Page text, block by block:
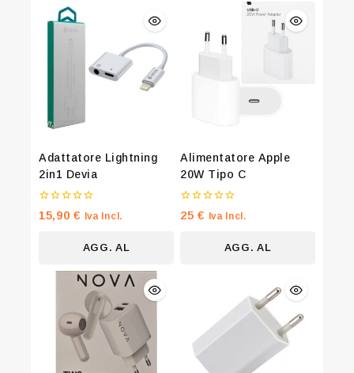
Adattatore Lightning
2in1 Devia
0
su
15,90€ Iva Incl.
AGG. AL
Alimentatore Apple
20W Tipo C
0
su
25€ Iva Incl.
AGG. AL